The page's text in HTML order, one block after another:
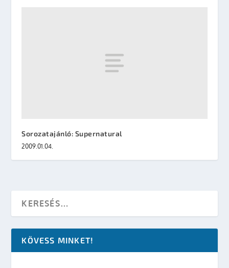
Sorozatajánló: Supernatural
2009.01.04.
KÖVESS MINKET!